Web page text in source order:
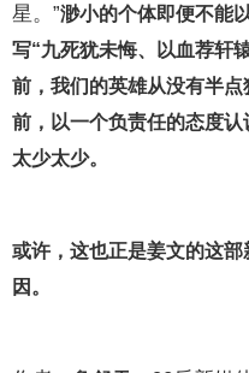
星。”渺小的个体即便不能
写“九死犹未悔、以血荐轩
前，我们的英雄从没有半
前，以一个负责任的态度
太少太少。
或许，这也正是姜文的这
因。